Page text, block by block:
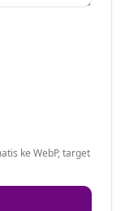
ke WebP, target